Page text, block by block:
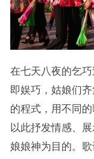
在七天八夜的乞巧
即娱巧，姑娘们
的程式，用不同
以此抒发情感、展
娘娘神为目的。